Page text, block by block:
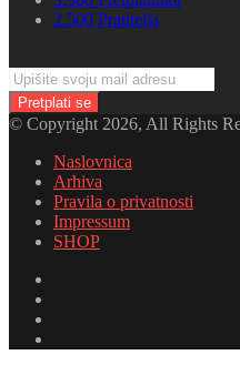
2.500 Pratitelja
Upišite
svoju
mail
adresu
© Copyright 2026, All Rights
Naslovnica
Arhiva
Pravila o privatnosti
Impressum
SHOP